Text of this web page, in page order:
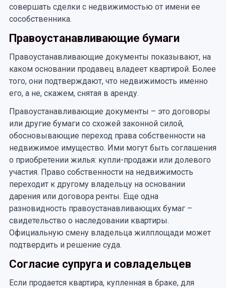
совершать сделки с недвижимостью от имени ее
сособственника.
Правоустанавливающие бумаги
Правоустанавливающие документы показывают, на
каком основании продавец владеет квартирой. Более
того, они подтверждают, что недвижимость именно
его, а не, скажем, снятая в аренду.
Правоустанавливающие документы – это договоры
или другие бумаги со схожей законной силой,
обосновывающие переход права собственности на
недвижимое имущество. Ими могут быть соглашения
о приобретении жилья: купли-продажи или долевого
участия. Право собственности на недвижимость
переходит к другому владельцу на основании
дарения или договора ренты. Еще одна
разновидность правоустанавливающих бумаг –
свидетельство о наследовании квартиры.
Официальную смену владельца жилплощади может
подтвердить и решение суда.
Согласие супруга и совладельцев
Если продается квартира, купленная в браке, для